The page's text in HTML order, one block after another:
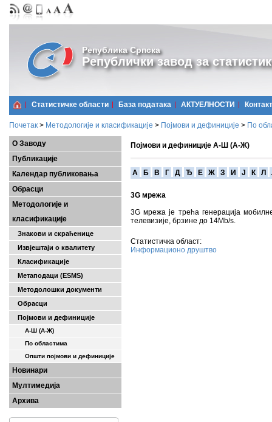
Република Српска
Републички завод за
Статистичке области Базa података АКТУЕЛНОСТИ Контакт
Почетак > Методологије и класификације > Појмови и дефиниције > По
О Заводу
Публикације
Календар публиковања
Обрасци
Методологије и
класификације
Знакови и скраћенице
Извјештаји о квалитету
Класификације
Метаподаци (ESMS)
Методолошки документи
Обрасци
Појмови и дефиниције
А-Ш (A-Ж)
По областима
Општи појмови и дефиниције
Новинари
Мултимедија
Архива
Појмови и дефиниције А-Ш (А-Ж)
A Б В Г Д Ђ Е Ж З И Ј К Л
3G мрежа
3G мрежа je трећа генерација
телевизије, брзине до 14Mb/s.
Статистичка област:
Информационо друштво